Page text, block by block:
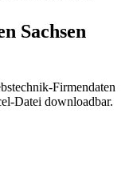
Sachsen
-Firmendaten
Datei downloadbar.